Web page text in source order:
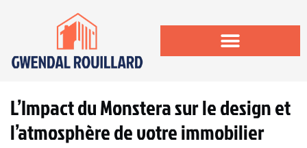
L’Impact du Monstera sur le design et
l’atmosphère de votre immobilier